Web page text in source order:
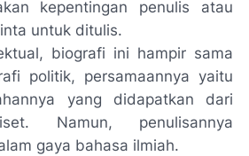
kepentingan penulis atau
untuk ditulis.
biografi ini hampir sama
politik, persamaannya yaitu
yang didapatkan dari
Namun, penulisannya
gaya bahasa ilmiah.